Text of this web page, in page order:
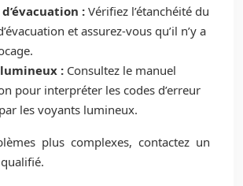
: Vérifiez l’étanchéité du
et assurez-vous qu’il n’y a
: Consultez le manuel
pour interpréter les codes d’erreur
les voyants lumineux.
plus complexes, contactez un